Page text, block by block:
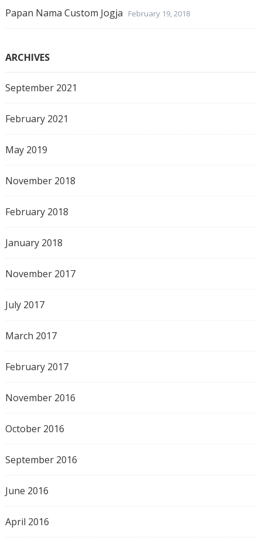
Papan Nama Custom Jogja February 19, 2018
ARCHIVES
September 2021
February 2021
May 2019
November 2018
February 2018
January 2018
November 2017
July 2017
March 2017
February 2017
November 2016
October 2016
September 2016
June 2016
April 2016